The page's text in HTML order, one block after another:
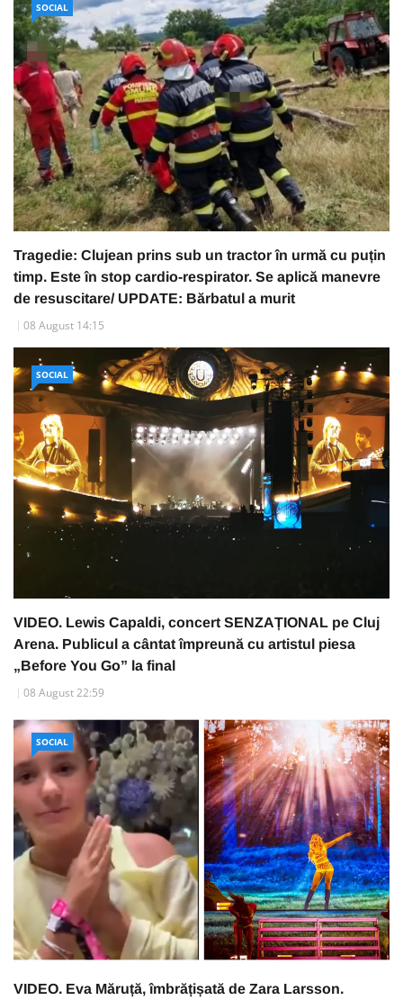
SOCIAL
Tragedie: Clujean prins sub un tractor în urmă cu puțin
timp. Este în stop cardio-respirator. Se aplică manevre
de resuscitare/ UPDATE: Bărbatul a murit
08 August 14:15
SOCIAL
VIDEO. Lewis Capaldi, concert SENZAȚIONAL pe Cluj
Arena. Publicul a cântat împreună cu artistul piesa
„Before You Go” la final
08 August 22:59
SOCIAL
VIDEO. Eva Măruță, îmbrățișată de Zara Larsson.